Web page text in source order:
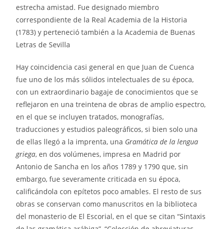
estrecha amistad. Fue designado miembro
correspondiente de la Real Academia de la Historia
(1783) y perteneció también a la Academia de Buenas
Letras de Sevilla
Hay coincidencia casi general en que Juan de Cuenca
fue uno de los más sólidos intelectuales de su época,
con un extraordinario bagaje de conocimientos que se
reflejaron en una treintena de obras de amplio espectro,
en el que se incluyen tratados, monografías,
traducciones y estudios paleográficos, si bien solo una
de ellas llegó a la imprenta, una Gramática de la lengua
griega, en dos volúmenes, impresa en Madrid por
Antonio de Sancha en los años 1789 y 1790 que, sin
embargo, fue severamente criticada en su época,
calificándola con epítetos poco amables. El resto de sus
obras se conservan como manuscritos en la biblioteca
del monasterio de El Escorial, en el que se citan “Sintaxis